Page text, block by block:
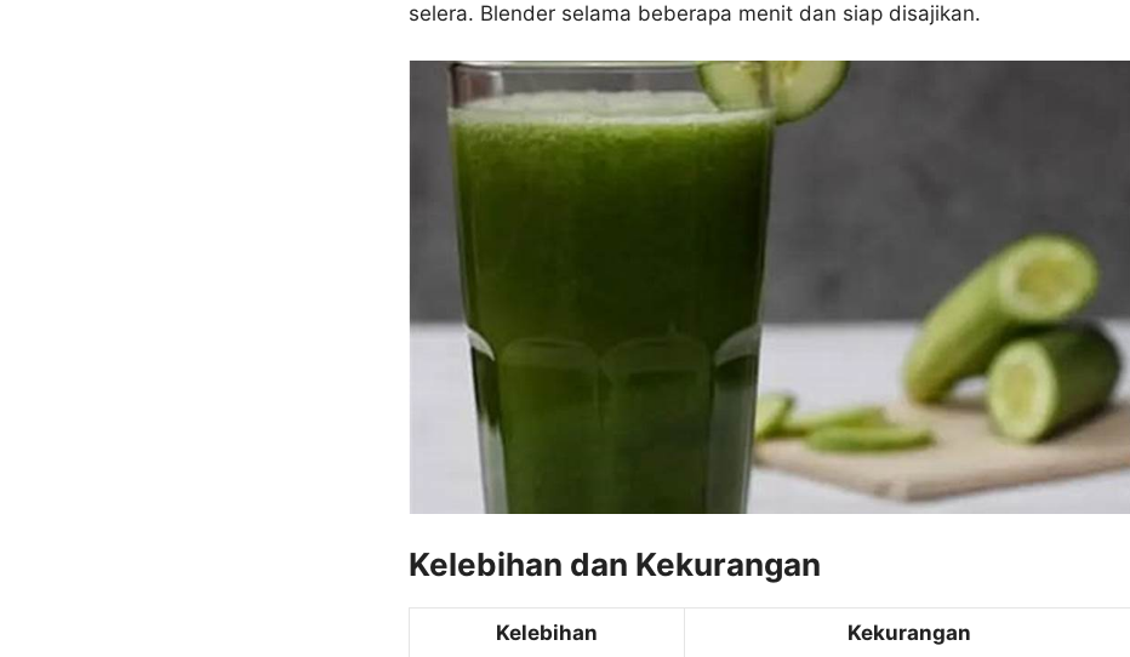
selera. Blender selama beberapa menit dan siap disajikan.
Kelebihan dan Kekurangan
Kelebihan Kekurangan